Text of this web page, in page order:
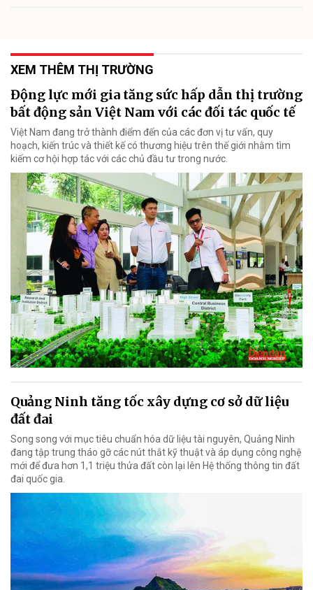
XEM THÊM THỊ TRƯỜNG
Động lực mới gia tăng sức hấp dẫn thị trường
bất động sản Việt Nam với các đối tác quốc tế
Việt Nam đang trở thành điểm đến của các đơn vị tư vấn, quy
hoạch, kiến trúc và thiết kế có thương hiệu trên thế giới nhằm tìm
kiếm cơ hội hợp tác với các chủ đầu tư trong nước.
Quảng Ninh tăng tốc xây dựng cơ sở dữ liệu
đất đai
Song song với mục tiêu chuẩn hóa dữ liệu tài nguyên, Quảng Ninh
đang tập trung tháo gỡ các nút thắt kỹ thuật và áp dụng công nghệ
mới để đưa hơn 1,1 triệu thửa đất còn lại lên Hệ thống thông tin đất
đai quốc gia.